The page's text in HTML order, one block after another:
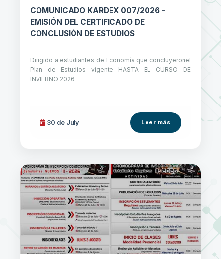
COMUNICADO KARDEX 007/2026 -
EMISIÓN DEL CERTIFICADO DE
CONCLUSIÓN DE ESTUDIOS
Dirigido a estudiantes de Economía que concluyeronel
Plan de Estudios vigente HASTA EL CURSO DE
INVIERNO 2026
30 de July Leer más